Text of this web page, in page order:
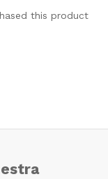
this product